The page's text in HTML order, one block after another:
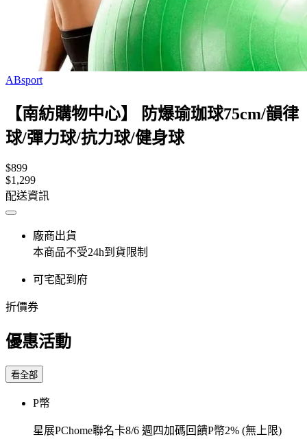
ABsport
【南紡購物中心】 防爆瑜珈球75cm/韻律
球/彈力球/抗力球/健身球
$899
$1,299
配送資訊
廠商出貨
本商品不受24h到貨限制
可宅配到府
折價券
優惠活動
看全部
P幣
星展PChome聯名卡8/6 週四加碼回饋P幣2% (無上限)